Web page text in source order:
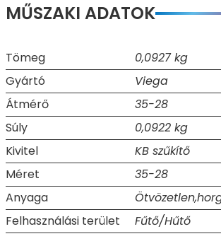
MŰSZAKI ADATOK
Tömeg
0,0927 kg
Gyártó
Viega
Átmérő
35-28
Súly
0,0922 kg
Kivitel
KB szűkítő
Méret
35-28
Anyaga
Felhasználási terület
Fűtő/Hűtő